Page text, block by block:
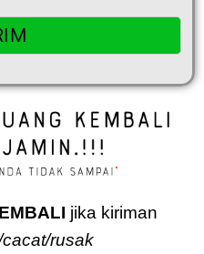
jika kiriman
rusak